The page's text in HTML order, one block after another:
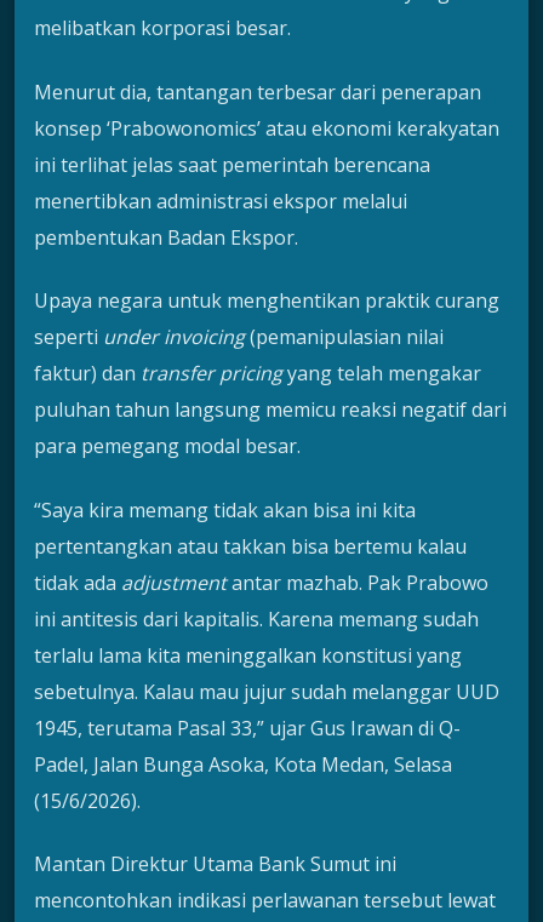
melibatkan korporasi besar.
Menurut dia, tantangan terbesar dari penerapan
konsep ‘Prabowonomics’ atau ekonomi kerakyatan
ini terlihat jelas saat pemerintah berencana
menertibkan administrasi ekspor melalui
pembentukan Badan Ekspor.
Upaya negara untuk menghentikan praktik curang
seperti under invoicing(pemanipulasian nilai
faktur) dan transfer pricingyang telah mengakar
puluhan tahun langsung memicu reaksi negatif dari
para pemegang modal besar.
“Saya kira memang tidak akan bisa ini kita
pertentangkan atau takkan bisa bertemu kalau
tidak ada adjustmentantar mazhab. Pak Prabowo
ini antitesis dari kapitalis. Karena memang sudah
terlalu lama kita meninggalkan konstitusi yang
sebetulnya. Kalau mau jujur sudah melanggar UUD
1945, terutama Pasal 33,” ujar Gus Irawan di Q-
Padel, Jalan Bunga Asoka, Kota Medan, Selasa
(15/6/2026).
Mantan Direktur Utama Bank Sumut ini
mencontohkan indikasi perlawanan tersebut lewat